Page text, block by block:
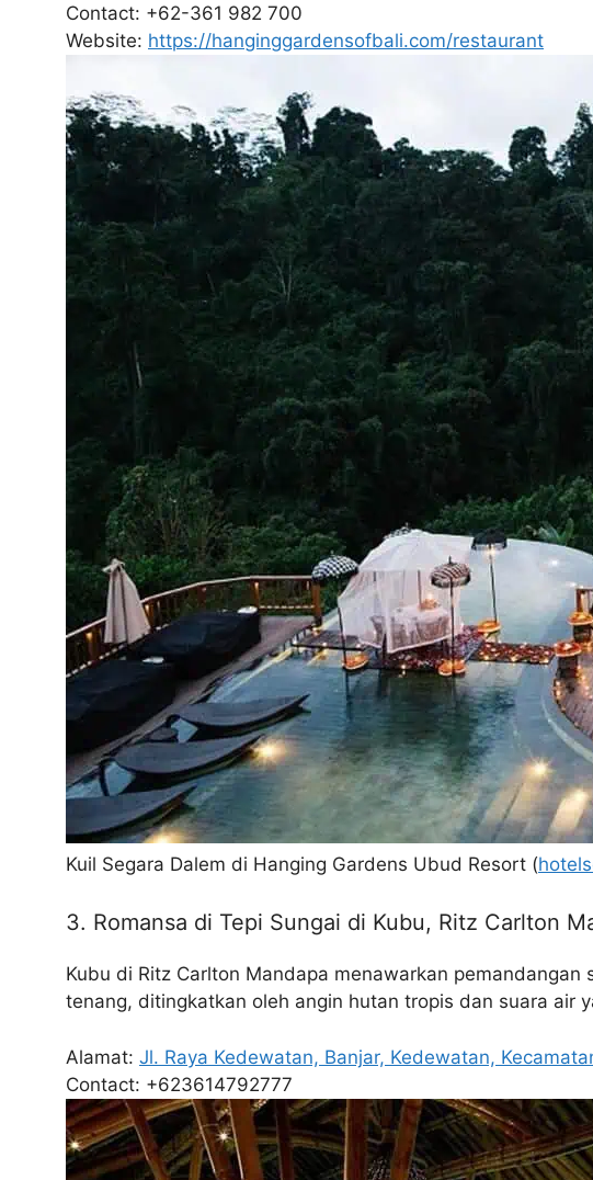
Contact: +62-361 982 700
Website: https://hanginggardensofbali.com/restaurant
Kuil Segara Dalem di Hanging Gardens Ubud Resort (
3. Romansa di Tepi Sungai di Kubu, Ritz Carlton
Kubu di Ritz Carlton Mandapa menawarkan
tenang, ditingkatkan oleh angin hutan tropis dan suara air
Alamat: Jl. Raya Kedewatan, Banjar, Kedewatan,
Contact: +623614792777